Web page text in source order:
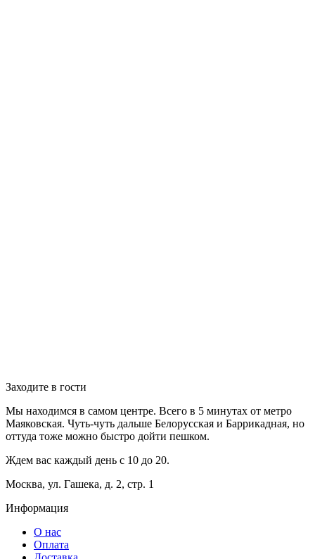
Заходите в гости
Мы находимся в самом центре. Всего в 5 минутах от метро
Маяковская. Чуть-чуть дальше Белорусская и Баррикадная, но
оттуда тоже можно быстро дойти пешком.
Ждем вас каждый день с 10 до 20.
Москва, ул. Гашека, д. 2, стр. 1
Информация
О нас
Оплата